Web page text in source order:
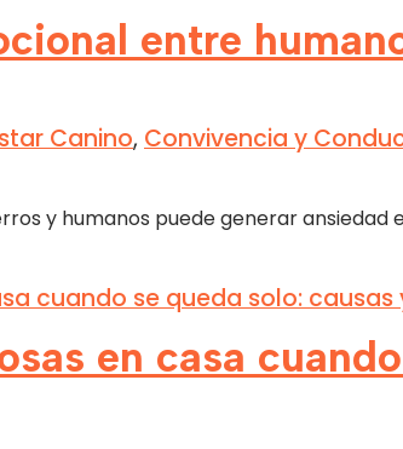
entre
Canino, Convivencia y
y humanos puede generar
en casa